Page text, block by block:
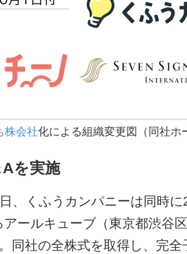
株会社化による組織変更図（同社ホ
を実施
、くふうカンパニーは同時
アールキューブ（東京都渋
同社の全株式を取得し、完全